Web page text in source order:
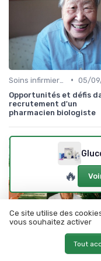
• 05/
Opportunités et défis
recrutement d'un
pharmacien biologiste
🔥
Ce site utilise des
vous souhaitez activer
Tout